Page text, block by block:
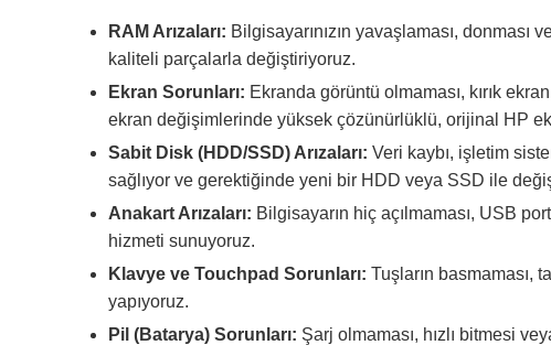
RAM Arızaları: Bilgisayarınızın yavaşlaması,
kaliteli parçalarla değiştiriyoruz.
Ekran Sorunları: Ekranda görüntü olmaması, kırık
ekran değişimlerinde yüksek çözünürlüklü, orijinal HP
Sabit Disk (HDD/SSD) Arızaları: Veri kaybı, işletim
sağlıyor ve gerektiğinde yeni bir HDD veya SSD ile
Anakart Arızaları: Bilgisayarın hiç açılmaması, USB
hizmeti sunuyoruz.
Klavye ve Touchpad Sorunları: Tuşların basmaması,
yapıyoruz.
Pil (Batarya) Sorunları: Şarj olmaması, hızlı bitmesi